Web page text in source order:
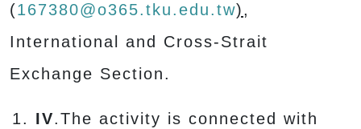
(167380@o365.tku.edu.tw),
International and Cross-Strait
Exchange Section.
IV.The activity is connected with